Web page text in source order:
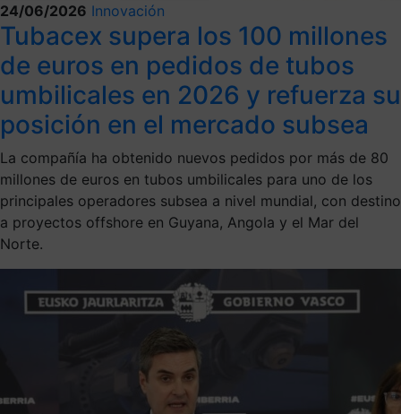
24/06/2026 Innovación
Tubacex supera los 100 millones
de euros en pedidos de tubos
umbilicales en 2026 y refuerza su
posición en el mercado subsea
La compañía ha obtenido nuevos pedidos por más de 80
millones de euros en tubos umbilicales para uno de los
principales operadores subsea a nivel mundial, con destino
a proyectos offshore en Guyana, Angola y el Mar del
Norte.